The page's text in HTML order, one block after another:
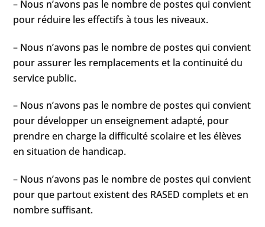
– Nous n’avons pas le nombre de postes qui convient
pour réduire les effectifs à tous les niveaux.
– Nous n’avons pas le nombre de postes qui convient
pour assurer les remplacements et la continuité du
service public.
– Nous n’avons pas le nombre de postes qui convient
pour développer un enseignement adapté, pour
prendre en charge la difficulté scolaire et les élèves
en situation de handicap.
– Nous n’avons pas le nombre de postes qui convient
pour que partout existent des RASED complets et en
nombre suffisant.